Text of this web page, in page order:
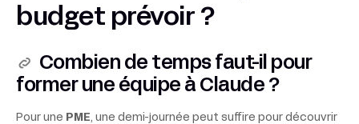
budget prévoir ?
Combien de temps faut-il pour
former une équipe à Claude ?
Pour une PME, une demi-journée peut suffire pour découvrir